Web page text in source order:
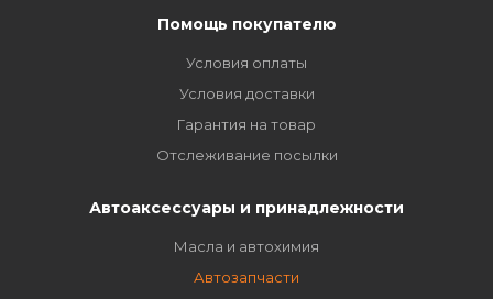
Помощь покупателю
Условия оплаты
Условия доставки
Гарантия на товар
Отслеживание посылки
Автоаксессуары и принадлежности
Масла и автохимия
Автозапчасти